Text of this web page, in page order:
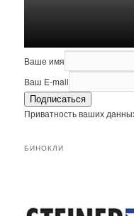
Ваше имя
Ваш E-mail
Подписаться
Приватность ваших
БИНОКЛИ